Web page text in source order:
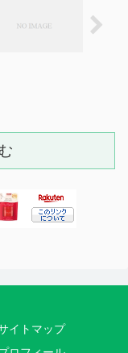
イトマップ